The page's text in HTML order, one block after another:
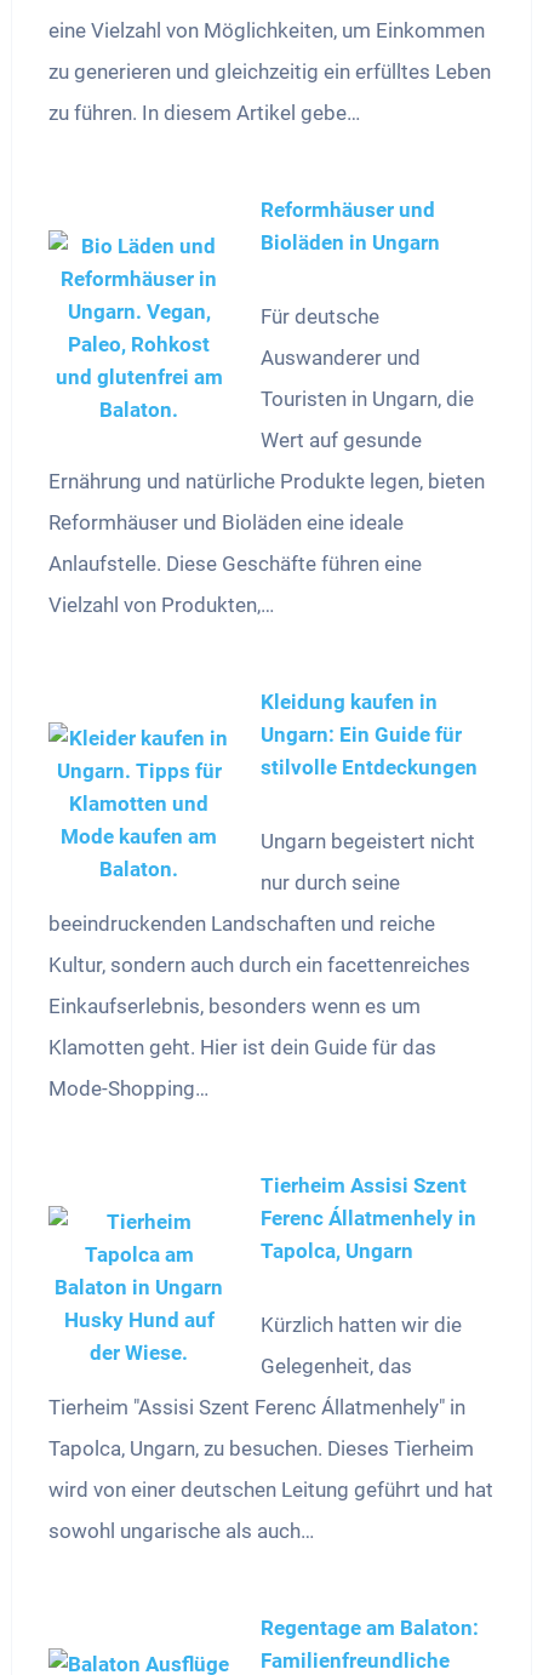
eine Vielzahl von Möglichkeiten, um Einkommen
zu generieren und gleichzeitig ein erfülltes Leben
zu führen. In diesem Artikel gebe…
Reformhäuser und
Bioläden in Ungarn
Für deutsche
Auswanderer und
Touristen in Ungarn, die
Wert auf gesunde
Ernährung und natürliche Produkte legen, bieten
Reformhäuser und Bioläden eine ideale
Anlaufstelle. Diese Geschäfte führen eine
Vielzahl von Produkten,…
Kleidung kaufen in
Ungarn: Ein Guide für
stilvolle Entdeckungen
Ungarn begeistert nicht
nur durch seine
beeindruckenden Landschaften und reiche
Kultur, sondern auch durch ein facettenreiches
Einkaufserlebnis, besonders wenn es um
Klamotten geht. Hier ist dein Guide für das
Mode-Shopping…
Tierheim Assisi Szent
Ferenc Állatmenhely in
Tapolca, Ungarn
Kürzlich hatten wir die
Gelegenheit, das
Tierheim "Assisi Szent Ferenc Állatmenhely" in
Tapolca, Ungarn, zu besuchen. Dieses Tierheim
wird von einer deutschen Leitung geführt und hat
sowohl ungarische als auch…
Regentage am Balaton:
Familienfreundliche